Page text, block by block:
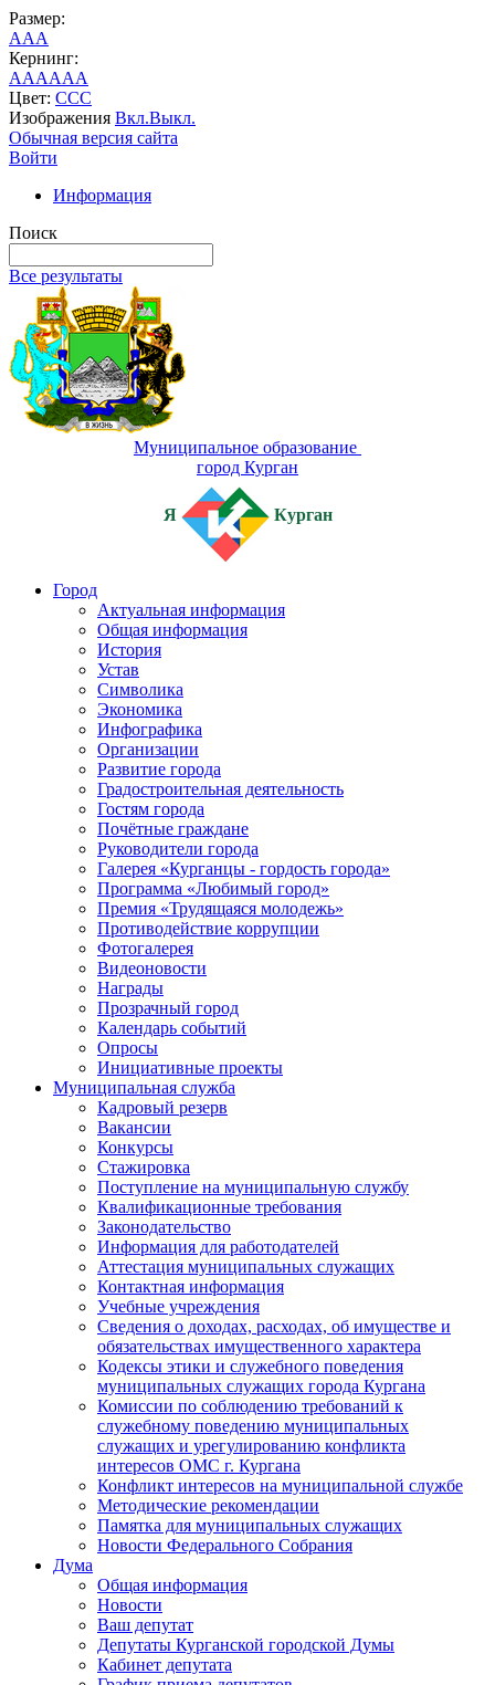
Размер:
AAA
Кернинг:
AAAAAA
Цвет: CCC
Изображения Вкл.Выкл.
Обычная версия сайта
Войти
Информация
Поиск
Все результаты
Муниципальное образование
город Курган
Я Курган
Город
Актуальная информация
Общая информация
История
Устав
Символика
Экономика
Инфографика
Организации
Развитие города
Градостроительная деятельность
Гостям города
Почётные граждане
Руководители города
Галерея «Курганцы - гордость города»
Программа «Любимый город»
Премия «Трудящаяся молодежь»
Противодействие коррупции
Фотогалерея
Видеоновости
Награды
Прозрачный город
Календарь событий
Опросы
Инициативные проекты
Муниципальная служба
Кадровый резерв
Вакансии
Конкурсы
Стажировка
Поступление на муниципальную службу
Квалификационные требования
Законодательство
Информация для работодателей
Аттестация муниципальных служащих
Контактная информация
Учебные учреждения
Сведения о доходах, расходах, об имуществе и
обязательствах имущественного характера
Кодексы этики и служебного поведения
муниципальных служащих города Кургана
Комиссии по соблюдению требований к
служебному поведению муниципальных
служащих и урегулированию конфликта
интересов ОМС г. Кургана
Конфликт интересов на муниципальной службе
Методические рекомендации
Памятка для муниципальных служащих
Новости Федерального Cобрания
Дума
Общая информация
Новости
Ваш депутат
Депутаты Курганской городской Думы
Кабинет депутата